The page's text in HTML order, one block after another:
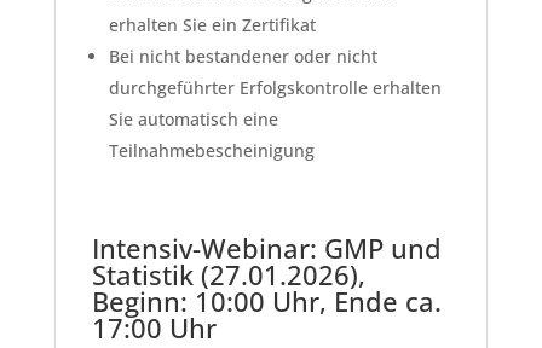
erhalten Sie ein Zertifikat
Bei nicht bestandener oder nicht
durchgeführter Erfolgskontrolle erhalten
Sie automatisch eine
Teilnahmebescheinigung
Intensiv-Webinar: GMP und
Statistik (27.01.2026),
Beginn: 10:00 Uhr, Ende ca.
17:00 Uhr